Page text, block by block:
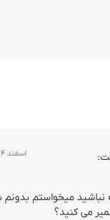
اسفند ۱۴, ۱۴۰۱ در ۶:۱۸ ق٫ظ
میخواستم بدونم
می کنید؟